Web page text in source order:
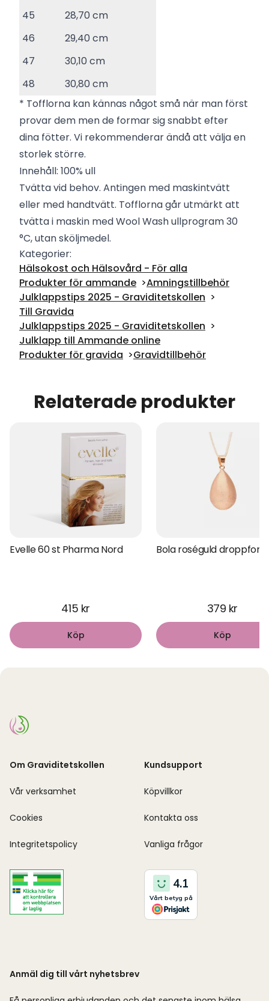
45
28,70 cm
46
29,40 cm
47
30,10 cm
48
30,80 cm
* Tofflorna kan kännas något små när man först
provar dem men de formar sig snabbt efter
dina fötter. Vi rekommenderar ändå att välja en
storlek större.
Innehåll: 100% ull
Tvätta vid behov. Antingen med maskintvätt
eller med handtvätt. Tofflorna går utmärkt att
tvätta i maskin med Wool Wash ullprogram 30
°C, utan sköljmedel.
Kategorier:
Hälsokost och Hälsovård - För alla
Produkter för ammande
Amningstillbehör
Julklappstips 2025 - Graviditetskollen
Till Gravida
Julklappstips 2025 - Graviditetskollen
Julklapp till Ammande online
Produkter för gravida
Gravidtillbehör
Relaterade produkter
Evelle 60 st Pharma Nord
415 kr
Köp
Bola roséguld
379 kr
Köp
Om Graviditetskollen
Vår verksamhet
Cookies
Integritetspolicy
Kundsupport
Köpvillkor
Kontakta oss
Vanliga frågor
Anmäl dig till vårt nyhetsbrev